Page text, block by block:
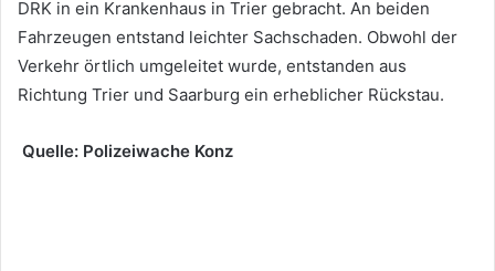
DRK in ein Krankenhaus in Trier gebracht. An beiden
Fahrzeugen entstand leichter Sachschaden. Obwohl der
Verkehr örtlich umgeleitet wurde, entstanden aus
Richtung Trier und Saarburg ein erheblicher Rückstau.
Quelle: Polizeiwache Konz